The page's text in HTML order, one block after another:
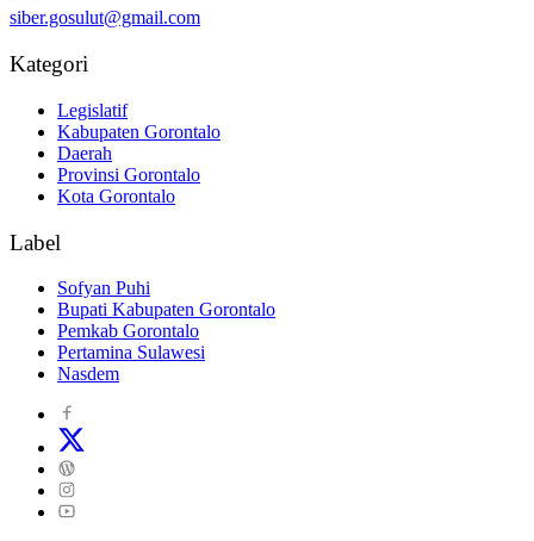
siber.gosulut@gmail.com
Kategori
Legislatif
Kabupaten Gorontalo
Daerah
Provinsi Gorontalo
Kota Gorontalo
Label
Sofyan Puhi
Bupati Kabupaten Gorontalo
Pemkab Gorontalo
Pertamina Sulawesi
Nasdem